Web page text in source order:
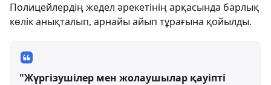
Полицейлердің жедел әрекетінің арқасында барлық
көлік анықталып, арнайы айып тұрағына қойылды.
"Жүргізушілер мен жолаушылар қауіпті